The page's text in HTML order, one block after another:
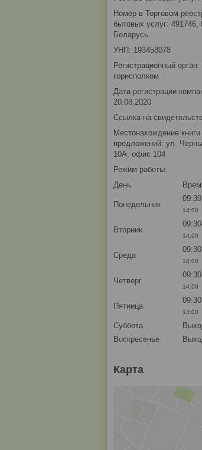
Номер в Торговом
бытовых услуг: 491746,
Беларусь
УНП: 193458078
Регистрационный
горисполком
Дата регистрации
20.08.2020
Ссылка на
Местонахождение
предложений: ул.
10А, офис 104
Режим работы:
День
Понедельник
14:00
Вторник
14:00
Среда
14:00
Четверг
14:00
Пятница
14:00
Суббота
Воскресенье
Карта